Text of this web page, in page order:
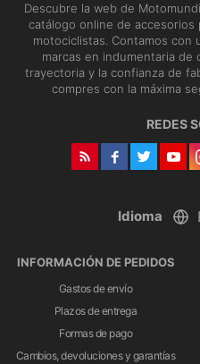
Descubre la web de
catálogo online de accesorios
motociclistas. Contamos con
marcas en indumentaria
trayectoria y la confianza de
compres con la máxima
REDES
Idioma
INFORMACIÓN DE PEDIDOS
Gastos de envío
Plazos de entrega
Formas de pago
Cambios, devoluciones y garantías